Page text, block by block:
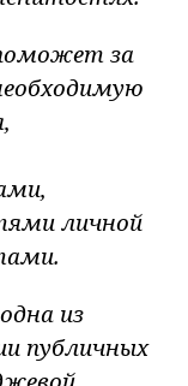
за
личной
из
публичных